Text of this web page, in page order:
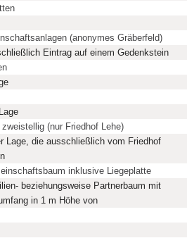
(anonymes Gräberfeld)
Eintrag auf einem Gedenkstein
(nur Friedhof Lehe)
Lage, die ausschließlich vom Friedhof
inklusive Liegeplatte
beziehungsweise Partnerbaum mit
in 1 m Höhe von